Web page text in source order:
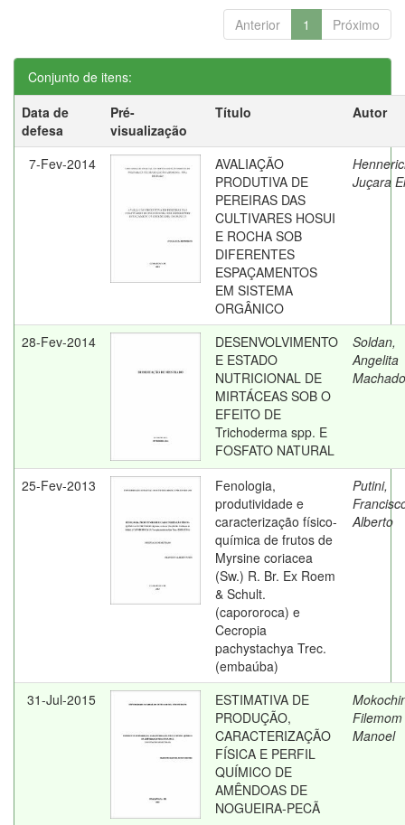
Anterior 1 Próximo
Conjunto de itens:
Data de
defesa
Pré-
visualização
Título Autor
7-Fev-2014
AVALIAÇÃO
PRODUTIVA DE
PEREIRAS DAS
CULTIVARES HOSUI
E ROCHA SOB
DIFERENTES
ESPAÇAMENTOS
EM SISTEMA
ORGÂNICO
Juçara
28-Fev-2014
DESENVOLVIMENTO
E ESTADO
NUTRICIONAL DE
MIRTÁCEAS SOB O
EFEITO DE
Trichoderma spp. E
FOSFATO NATURAL
Soldan,
Angelita
Machado
25-Fev-2013
Fenologia,
produtividade e
caracterização físico-
química de frutos de
Myrsine coriacea
(Sw.) R. Br. Ex Roem
& Schult.
(capororoca) e
Cecropia
pachystachya Trec.
(embaúba)
Putini,
Alberto
31-Jul-2015
ESTIMATIVA DE
PRODUÇÃO,
CARACTERIZAÇÃO
FÍSICA E PERFIL
QUÍMICO DE
AMÊNDOAS DE
NOGUEIRA-PECÃ
Filemom
Manoel